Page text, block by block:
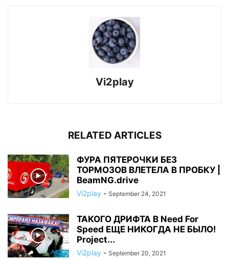
Vi2play
RELATED ARTICLES
ФУРА ПЯТЕРОЧКИ БЕЗ
ТОРМОЗОВ ВЛЕТЕЛА В ПРОБКУ |
BeamNG.drive
Vi2play - September 24, 2021
ТАКОГО ДРИФТА В Need For
Speed ЕЩЕ НИКОГДА НЕ БЫЛО!
Project...
Vi2play - September 20, 2021